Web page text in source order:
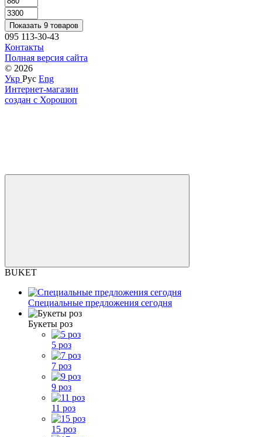
Показать 9 товаров
095 113-30-43
Контакты
Полная версия сайта
© 2026
Укр Рус Eng
Интернет-магазин
создан с Хорошоп
BUKET
Специальные предложения сегодня
Букеты роз
5 роз
7 роз
9 роз
11 роз
15 роз